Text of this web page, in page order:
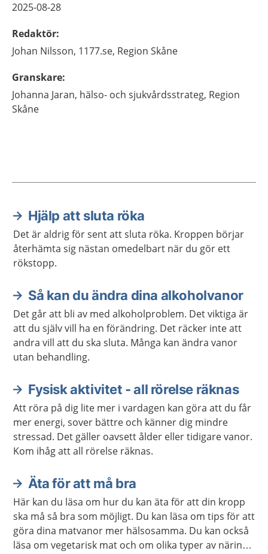
2025-08-28
Redaktör:
Johan Nilsson, 1177.se, Region Skåne
Granskare:
Johanna Jaran, hälso- och sjukvårdsstrateg, Region
Skåne
Aktuella artiklar
Hjälp att sluta röka
Det är aldrig för sent att sluta röka. Kroppen börjar
återhämta sig nästan omedelbart när du gör ett
rökstopp.
Så kan du ändra dina alkoholvanor
Det går att bli av med alkoholproblem. Det viktiga är
att du själv vill ha en förändring. Det räcker inte att
andra vill att du ska sluta. Många kan ändra vanor
utan behandling.
Fysisk aktivitet - all rörelse räknas
Att röra på dig lite mer i vardagen kan göra att du får
mer energi, sover bättre och känner dig mindre
stressad. Det gäller oavsett ålder eller tidigare vanor.
Kom ihåg att all rörelse räknas.
Äta för att må bra
Här kan du läsa om hur du kan äta för att din kropp
ska må så bra som möjligt. Du kan läsa om tips för att
göra dina matvanor mer hälsosamma. Du kan också
läsa om vegetarisk mat och om olika typer av näring